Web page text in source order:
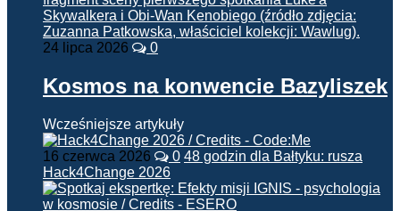
24 lipca 2026 0
Kosmos na konwencie Bazyliszek
Wcześniejsze artykuły
16 czerwca 2026 0 48 godzin dla Bałtyku: rusza
Hack4Change 2026